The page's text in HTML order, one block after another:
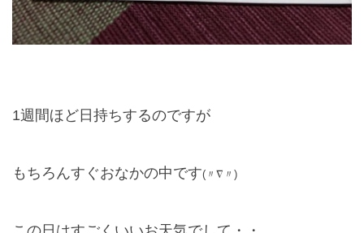
1週間ほど日持ちするのですが
もちろんすぐおなかの中です(〃∇〃)